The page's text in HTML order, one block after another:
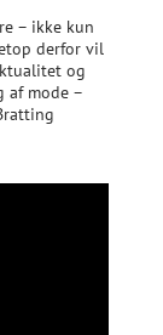
– ikke kun
derfor vil
og
af mode –